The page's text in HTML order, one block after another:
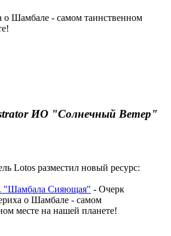
о Шамбале - самом таинственном
ИО "Солнечный Ветер"
Lotos разместил новый ресурс:
"Шамбала Сияющая" - Очерк
о Шамбале - самом
месте на нашей планете!